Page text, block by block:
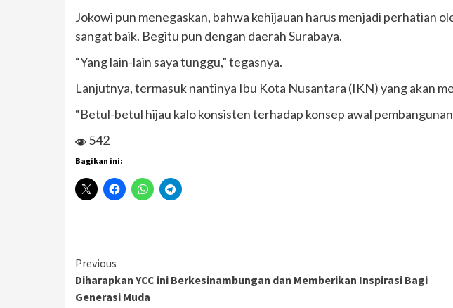
Jokowi pun menegaskan, bahwa kehijauan harus menjadi perhatian
sangat baik. Begitu pun dengan daerah Surabaya.
“Yang lain-lain saya tunggu,” tegasnya.
Lanjutnya, termasuk nantinya Ibu Kota Nusantara (IKN) yang akan
“Betul-betul hijau kalo konsisten terhadap konsep awal
542
Bagikan ini:
Continue
Reading
Previous
Diharapkan YCC ini Berkesinambungan dan Memberikan Inspirasi Bagi
Generasi Muda